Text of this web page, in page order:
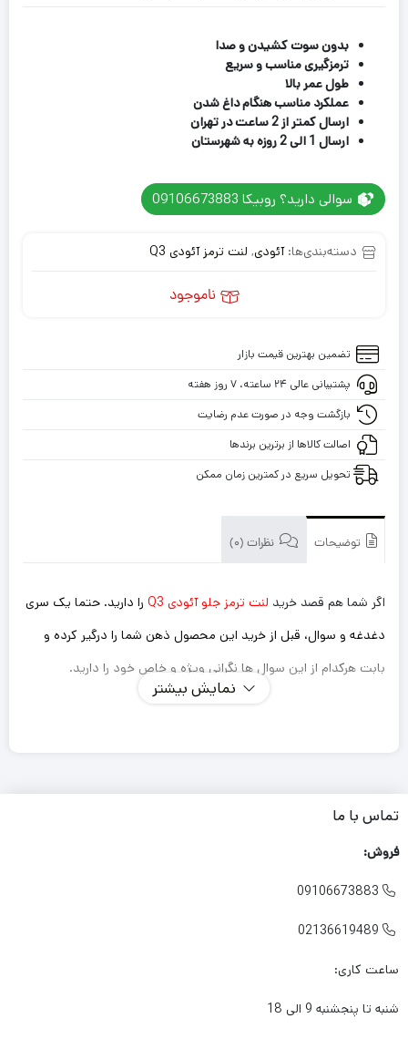
بدون سوت کشیدن و صدا
ترمزگیری مناسب و سریع
طول عمر بالا
عملکرد مناسب هنگام داغ شدن
ارسال کمتر از 2 ساعت در تهران
ارسال 1 الی 2 روزه به شهرستان
سوالی دارید؟ روبیکا 09106673883
دسته‌بندی‌ها:آئودی, لنت ترمز آئودی Q3
ناموجود
تضمین بهترین قیمت بازار
پشتیبانی عالی ۲۴ ساعته، ۷ روز هفته
بازگشت وجه در صورت عدم رضایت
اصالت کالاها از برترین برندها
تحویل سریع در کمترین زمان ممکن
توضیحات نظرات (0)
اگر شما هم قصد خرید لنت ترمز جلو آئودی Q3
را دارید. حتما یک سری
دغدغه و سوال، قبل از خرید این محصول ذهن شما را درگیر کرده و
بابت هرکدام از این سوال ها نگرانی ویژه و خاص خود را دارید.
طول عمر کوتاهی نداشته باشد و مجبور باشم بعد از یک مدت
کنم، لنت داغ نشود و کارایی آن پایین نیاید؟
آیا لنتی که میخرم گارانتی دارد؟
نمایش بیشتر
تماس با ما
فروش:

09106673883

02136619489
ساعت کاری:
شنبه تا پنجشنبه 9 الی 18